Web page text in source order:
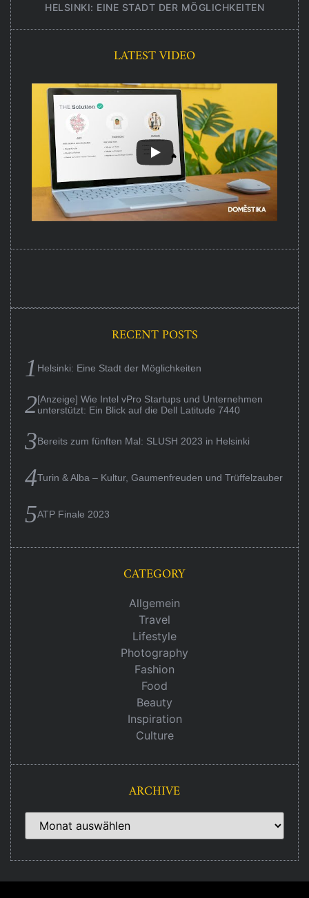
HELSINKI: EINE STADT DER MÖGLICHKEITEN
LATEST VIDEO
RECENT POSTS
Helsinki: Eine Stadt der Möglichkeiten
[Anzeige] Wie Intel vPro Startups und Unternehmen
unterstützt: Ein Blick auf die Dell Latitude 7440
Bereits zum fünften Mal: SLUSH 2023 in Helsinki
Turin & Alba – Kultur, Gaumenfreuden und Trüffelzauber
ATP Finale 2023
CATEGORY
Allgemein
Travel
Lifestyle
Photography
Fashion
Food
Beauty
Inspiration
Culture
ARCHIVE